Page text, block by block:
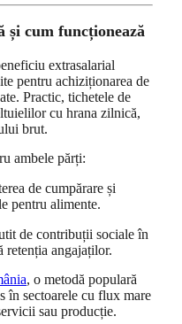
și cum funcționează
extrasalarial
pentru achiziționarea de
Practic, tichetele de
cu hrana zilnică,
brut.
ambele părți:
de cumpărare și
pentru alimente.
de contribuții sociale în
retenția angajaților.
, o metodă populară
în sectoarele cu flux mare
sau producție.